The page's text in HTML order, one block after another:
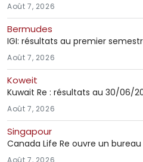
Août 7, 2026
Bermudes
IGI: résultats au premier
Août 7, 2026
Koweit
Kuwait Re : résultats au 30/06/
Août 7, 2026
Singapour
Canada Life Re ouvre un
Août 7, 2026